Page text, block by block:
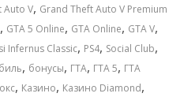
Auto V, Grand Theft Auto V Premium
, GTA 5 Online, GTA Online, GTA V,
Infernus Classic, PS4, Social Club,
, бонусы, ГТА, ГТА 5, ГТА
, Казино, Казино Diamond,